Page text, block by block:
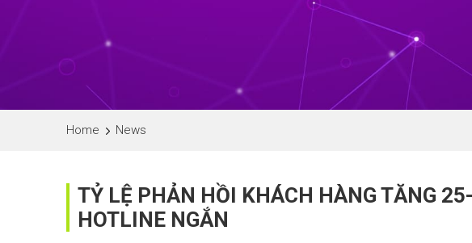
Home News
TỶ LỆ PHẢN HỒI KHÁCH HÀNG TĂNG
HOTLINE NGẮN